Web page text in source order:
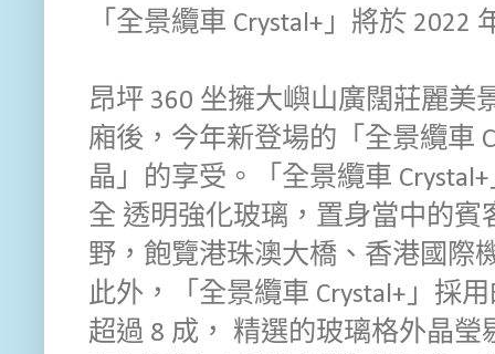
「全景纜車 Crystal+」將於 2022
昂坪 360 坐擁大嶼山廣闊莊麗美
廂後，今年新登場的「全景纜車
晶」的享受。「全景纜車
全 透明強化玻璃，置身當中的賓
野，飽覽港珠澳大橋、香港國際
此外，「全景纜車 Crystal+」採
超過 8 成， 精選的玻璃格外晶